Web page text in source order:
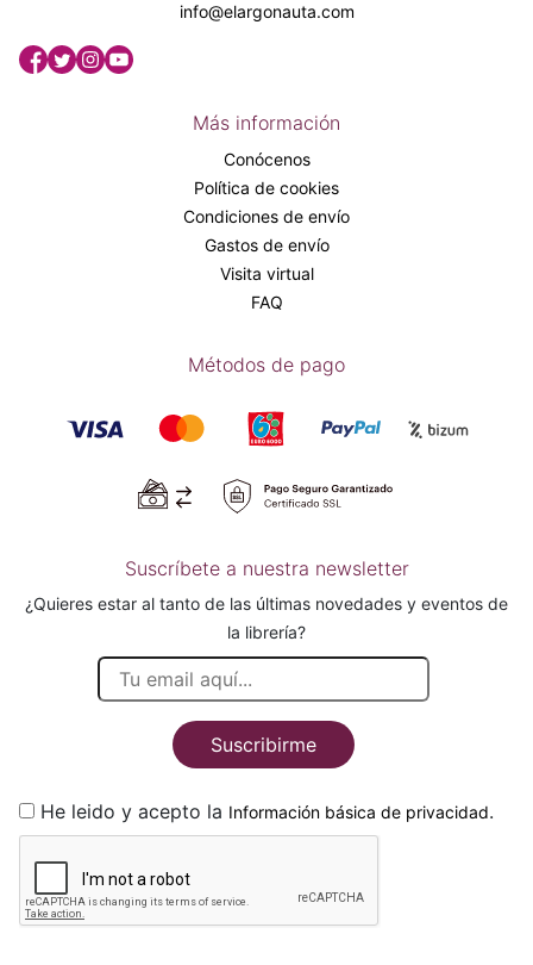
info@elargonauta.com
Más información
Conócenos
Política de cookies
Condiciones de envío
Gastos de envío
Visita virtual
FAQ
Métodos de pago
Suscríbete a nuestra newsletter
¿Quieres estar al tanto de las últimas novedades y eventos de
la librería?
Suscribirme
He leido y acepto la Información básica de privacidad.